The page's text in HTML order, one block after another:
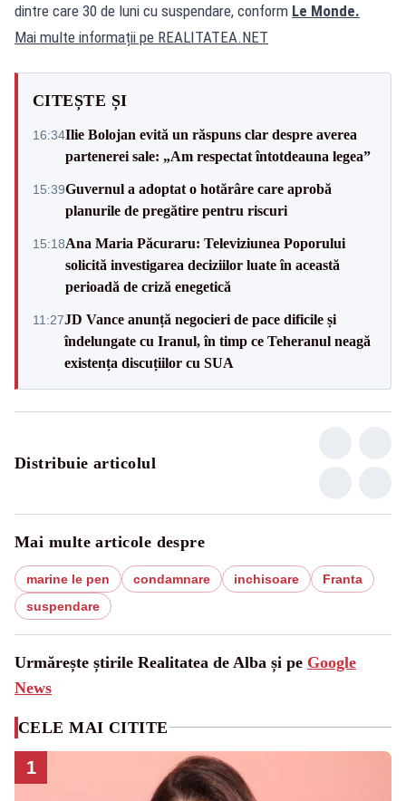
dintre care 30 de luni cu suspendare, conform Le Monde.
Mai multe informații pe REALITATEA.NET
CITEȘTE ȘI
16:34Ilie Bolojan evită un răspuns clar despre averea
partenerei sale: „Am respectat întotdeauna legea”
15:39Guvernul a adoptat o hotărâre care aprobă
planurile de pregătire pentru riscuri
15:18Ana Maria Păcuraru: Televiziunea Poporului
solicită investigarea deciziilor luate în această
perioadă de criză enegetică
11:27JD Vance anunță negocieri de pace dificile și
îndelungate cu Iranul, în timp ce Teheranul neagă
existența discuțiilor cu SUA
Distribuie articolul
Mai multe articole despre
marine le pen condamnare inchisoare
Franta
suspendare
Urmărește știrile Realitatea de Alba și pe Google
News
CELE MAI CITITE
1